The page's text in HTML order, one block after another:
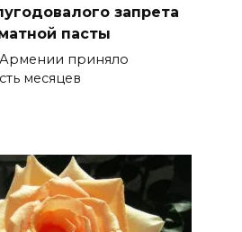
запрета
пасты
Армении приняло
месяцев